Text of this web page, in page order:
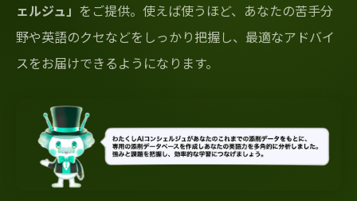
ェルジュ」 をご提供。使えば使うほど、あなたの苦手分
野や英語のクセなどをしっかり把握し、最適なアドバイ
スをお届けできるようになります。